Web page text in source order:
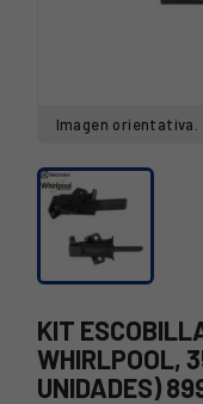
Imagen
KIT
WHIRLPOOL,
UNIDADES)